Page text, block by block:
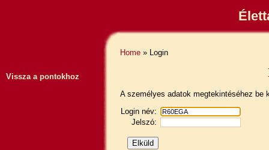
Vissza a pontokhoz
Home » Login
A személyes adatok megtekintéséhez be
Login név:
Jelszó: